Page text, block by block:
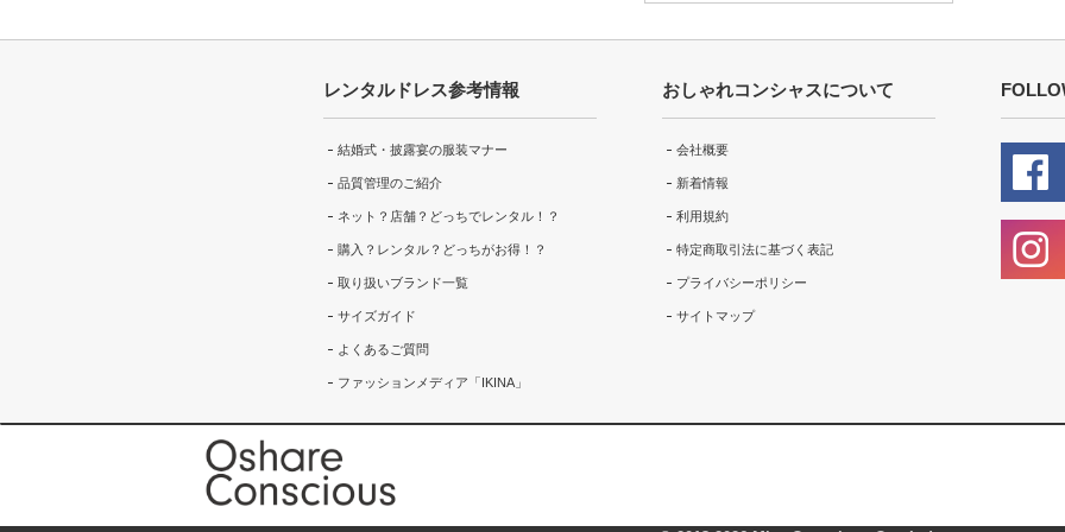
レンタルドレス参考情報
結婚式・披露宴の服装マナー
品質管理のご紹介
ネット？店舗？どっちでレンタル！？
購入？レンタル？どっちがお得！？
取り扱いブランド一覧
サイズガイド
よくあるご質問
ファッションメディア「IKINA」
おしゃれコンシャスについて
会社概要
新着情報
利用規約
特定商取引法に基づく表記
プライバシーポリシー
サイトマップ